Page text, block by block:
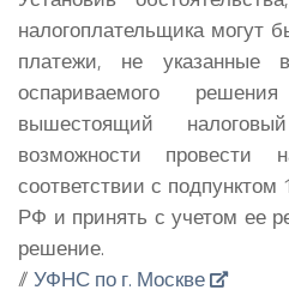
налогоплательщика могут
платежи, не указанные
оспариваемого
вышестоящий
возможности провести
соответствии с
РФ и принять с учетом ее
решение.
// УФНС по г. Москве